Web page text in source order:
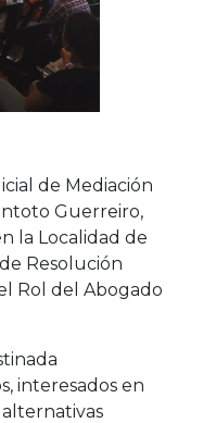
de Mediación
Guerreiro,
la Localidad de
Resolución
Rol del Abogado
interesados en